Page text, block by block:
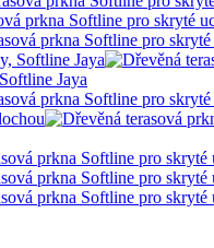
Jaya